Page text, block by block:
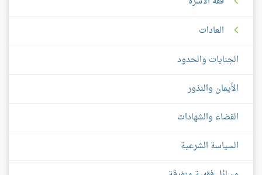
العادات
الجنايات والحدود
الأيمان والنذور
القضاء والشهادات
السياسة الشرعية